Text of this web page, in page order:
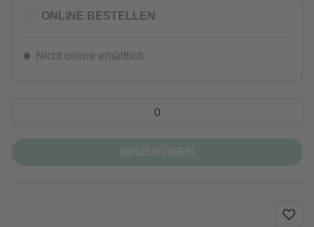
ONLINE BESTELLEN
Nicht online erhältlich